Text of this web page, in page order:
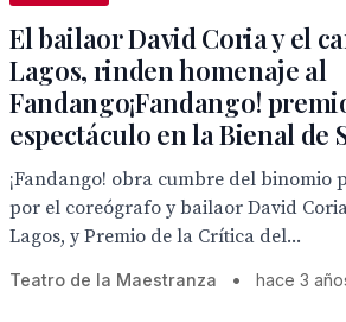
El bailaor David Coria y el
Lagos, rinden homenaje al
Fandango¡Fandango!
espectáculo en la Bienal de
¡Fandango! obra cumbre del binomio
por el coreógrafo y bailaor David
Lagos, y Premio de la Crítica del...
Teatro de la Maestranza • hace 3